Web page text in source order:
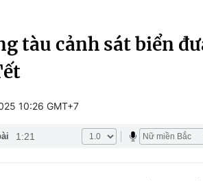
Du lịch
tàu cảnh sát biển
10:26 GMT+7
1:21